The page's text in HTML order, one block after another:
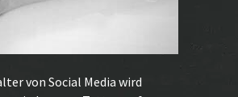
von Social Media wird